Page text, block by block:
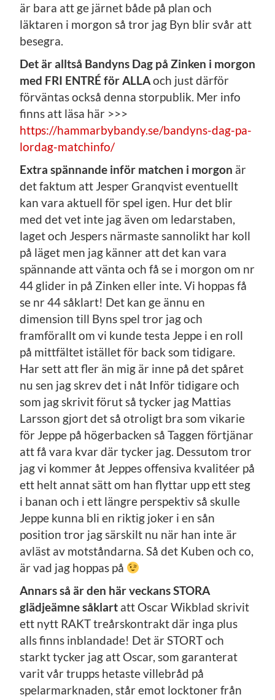
är bara att ge järnet både på plan och
läktaren i morgon så tror jag Byn blir svår att
besegra.
Det är alltså Bandyns Dag på Zinken i morgon
med FRI ENTRÉ för ALLAoch just därför
förväntas också denna storpublik. Mer info
finns att läsa här >>>
https://hammarbybandy.se/bandyns-dag-pa-
lordag-matchinfo/
Extra spännande inför matchen i morgon är
det faktum att Jesper Granqvist eventuellt
kan vara aktuell för spel igen. Hur det blir
med det vet inte jag även om ledarstaben,
laget och Jespers närmaste sannolikt har koll
på läget men jag känner att det kan vara
spännande att vänta och få se i morgon om nr
44 glider in på Zinken eller inte. Vi hoppas få
se nr 44 såklart! Det kan ge ännu en
dimension till Byns spel tror jag och
framförallt om vi kunde testa Jeppe i en roll
på mittfältet istället för back som tidigare.
Har sett att fler än mig är inne på det spåret
nu sen jag skrev det i nåt Inför tidigare och
som jag skrivit förut så tycker jag Mattias
Larsson gjort det så otroligt bra som vikarie
för Jeppe på högerbacken så Taggen förtjänar
att få vara kvar där tycker jag. Dessutom tror
jag vi kommer åt Jeppes offensiva kvalitéer på
ett helt annat sätt om han flyttar upp ett steg
i banan och i ett längre perspektiv så skulle
Jeppe kunna bli en riktig joker i en sån
position tror jag särskilt nu när han inte är
avläst av motståndarna. Så det Kuben och co,
är vad jag hoppas på
Annars så är den här veckans STORA
glädjeämne såklart att Oscar Wikblad skrivit
ett nytt RAKT treårskontrakt där inga plus
alls finns inblandade! Det är STORT och
starkt tycker jag att Oscar, som garanterat
varit vår trupps hetaste villebråd på
spelarmarknaden, står emot locktoner från